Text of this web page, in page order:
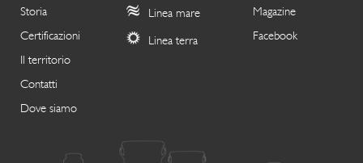
Storia
Certificazioni
Il territorio
Contatti
Dove siamo
Linea mare
Linea terra
Magazine
Facebook